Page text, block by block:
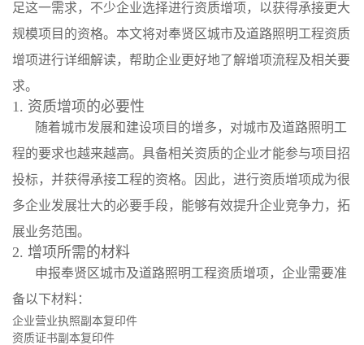
足这一需求，不少企业选择进行资质增项，以获得承接更大
规模项目的资格。本文将对奉贤区城市及道路照明工程资质
增项进行详细解读，帮助企业更好地了解增项流程及相关要
求。
1. 资质增项的必要性
随着城市发展和建设项目的增多，对城市及道路照明工
程的要求也越来越高。具备相关资质的企业才能参与项目招
投标，并获得承接工程的资格。因此，进行资质增项成为很
多企业发展壮大的必要手段，能够有效提升企业竞争力，拓
展业务范围。
2. 增项所需的材料
申报奉贤区城市及道路照明工程资质增项，企业需要准
备以下材料：
企业营业执照副本复印件
资质证书副本复印件